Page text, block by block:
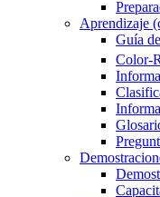
Aprendizaje
Guía
Color-